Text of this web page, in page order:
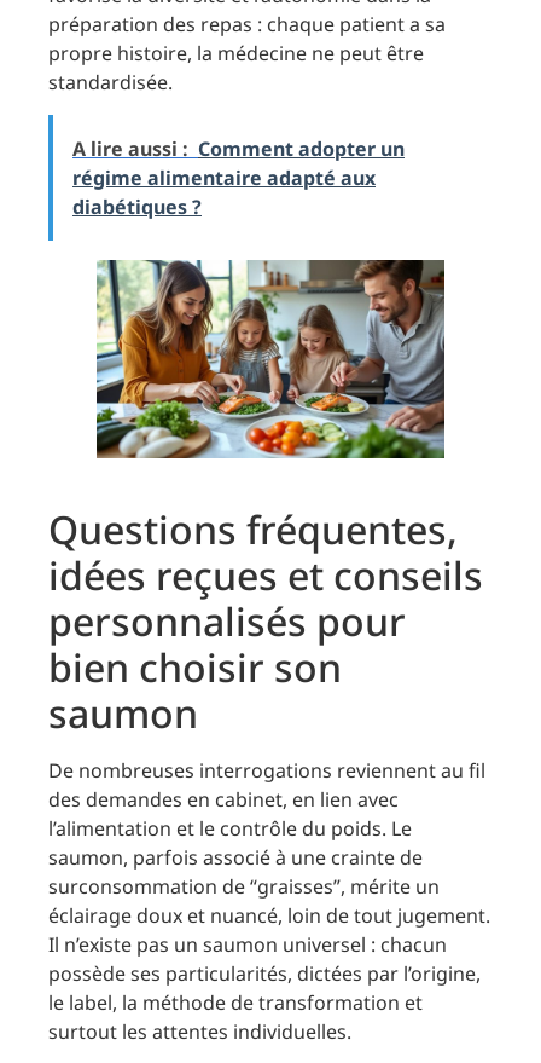
préparation des repas : chaque patient a sa
propre histoire, la médecine ne peut être
standardisée.
A lire aussi : Comment adopter un
régime alimentaire adapté aux
diabétiques ?
Questions fréquentes,
idées reçues et conseils
personnalisés pour
bien choisir son
saumon
De nombreuses interrogations reviennent au fil
des demandes en cabinet, en lien avec
l’alimentation et le contrôle du poids. Le
saumon, parfois associé à une crainte de
surconsommation de “graisses”, mérite un
éclairage doux et nuancé, loin de tout jugement.
Il n’existe pas un saumon universel : chacun
possède ses particularités, dictées par l’origine,
le label, la méthode de transformation et
surtout les attentes individuelles.